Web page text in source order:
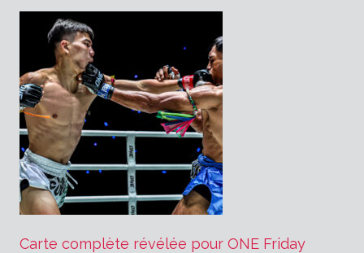
Carte complète révélée pour ONE Friday